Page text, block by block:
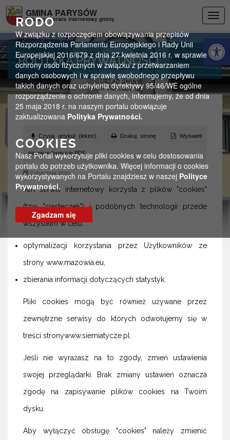
RODO
W związku z rozpoczęciem obowiązywania przepisów
Rozporządzenia Parlamentu Europejskiego i Rady Unii
Europejskiej 2016/679 z dnia 27 kwietnia 2016 r. w sprawie
ochrony osób fizycznych w związku z przetwarzaniem
danych osobowych i w sprawie swobodnego przepływu
takich danych oraz uchylenia dyrektywy 95/46/WE ogólne
rozporządzenie o ochronie danych, informujemy, że od dnia
25 maja 2018 r. na naszym portalu obowiązuje
zaktualizowana Polityka Prywatności.
COOKIES
Nasz Portal wykorzytuje pliki cookies w celu dostosowania
portalu do potrzeb użytkownika. Więcej informacji o cookies
wykorzystywanych na Portalu znajdziesz w naszej Polityce
Prywatności.
Zgadzam się
GMINA PARYSÓW
Oficjalny serwis internetowy gminy
POLITYKA PRYWATNOŚCI
Czytaj artykuł (lektor) Drukuj stronę Wyświetl
stronę w formacie PDF
7 stycznia 2019
Ten serwis internetowy korzysta z plików "cookies"
(tzw. "ciasteczek") i podobnych technologii przede
wszystkim w celu:
optymalizacji korzystania przez Użytkowników ze
strony www.mazowia.eu,
zbierania informacji dotyczących statystyk.
Pliki cookies mogą być również używane przez
zewnętrzne serwisy do których odwołujemy się w
treści stronywww.siemiatycze.pl.
Jeśli nie wyrażasz na to zgody, zmień ustawienia
swojej przeglądarki. Brak zmiany ustawień oznacza
zgodę na zapisywanie plików cookies na Twoim
dysku.
Aby wyłączyć obsługę "cookies" należy zmienić